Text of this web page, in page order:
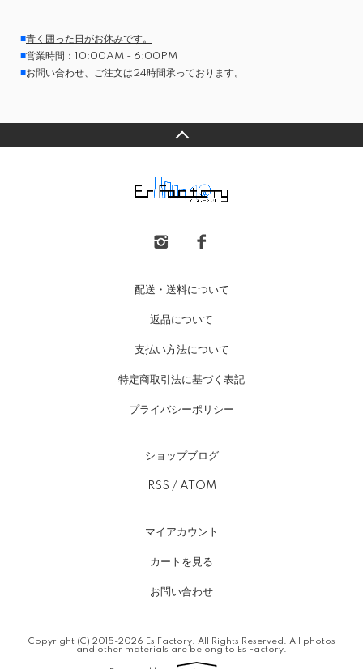
■青く囲った日がお休みです。
■営業時間：10:00AM - 6:00PM
■お問い合わせ、ご注文は24時間承っております。
配送・送料について
返品について
支払い方法について
特定商取引法に基づく表記
プライバシーポリシー
ショップブログ
RSS / ATOM
マイアカウント
カートを見る
お問い合わせ
Copyright (C) 2015-2026 Es Factory. All Rights Reserved. All photos
and other materials are belong to Es Factory.